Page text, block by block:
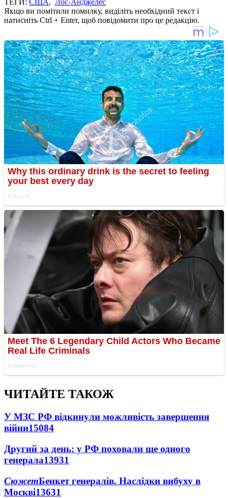
Якщо ви помітили помилку, виділіть необхідний текст і
натисніть Ctrl + Enter, щоб повідомити про це редакцію.
ЧИТАЙТЕ ТАКОЖ
У МЗС РФ відкинули можливість завершення
війни15084
Другий за день: у РФ поховали ще одного
генерала13931
СюжетБенкет генералів. Наслідки вибуху в
Москві13631